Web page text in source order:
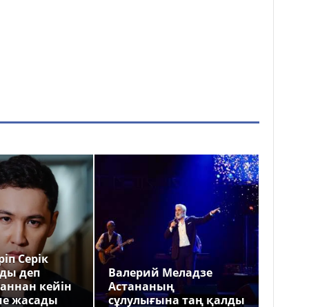
Серік
деп
кейін
жасады
Валерий Меладзе
Астананың
сұлулығына таң қалды